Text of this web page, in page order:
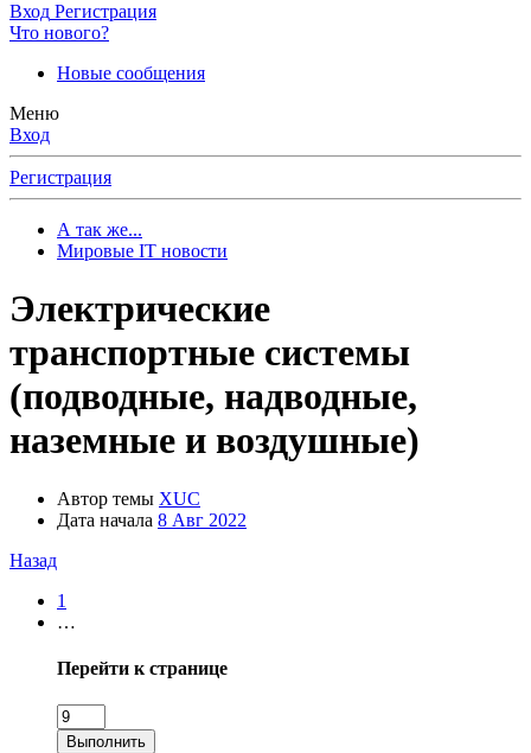
Вход Регистрация
Что нового?
Новые сообщения
Меню
Вход
Регистрация
А так же...
Мировые IT новости
Электрические
транспортные системы
(подводные, надводные,
наземные и воздушные)
Автор темы XUC
Дата начала 8 Авг 2022
Назад
1
…
Перейти к странице
Выполнить